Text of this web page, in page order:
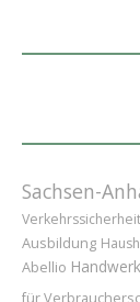
Sachsen-
Verkehrssicherheit
Ausbildung
Abellio
für